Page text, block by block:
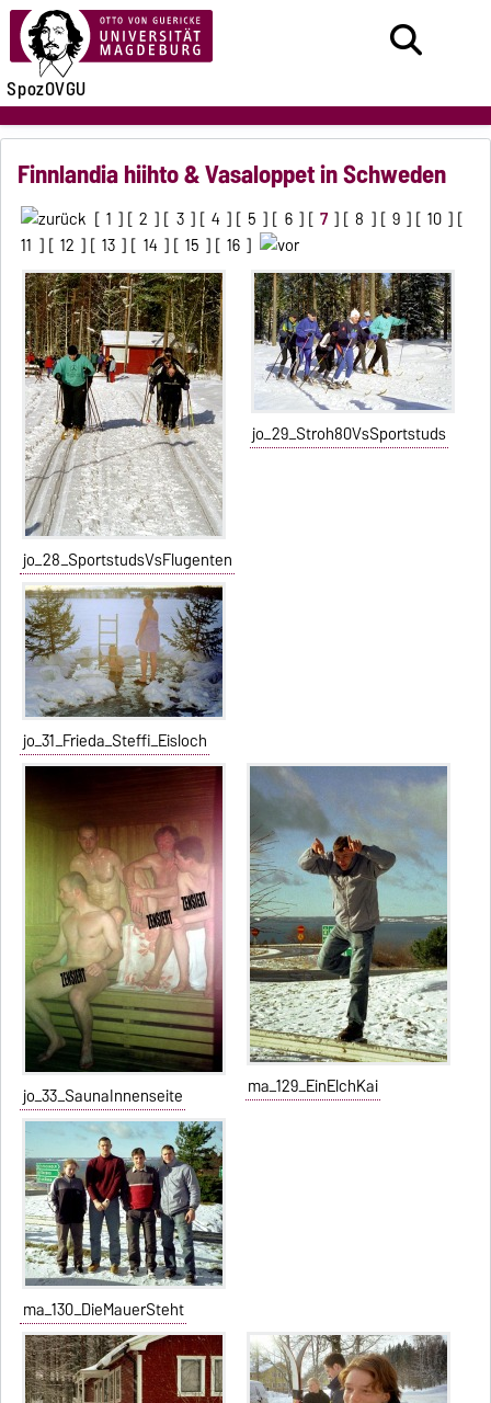
SpozOVGU
Finnlandia hiihto & Vasaloppet in Schweden
[ 1 ] [ 2 ] [ 3 ] [ 4 ] [ 5 ] [ 6 ] [ 7 ] [ 8 ] [ 9 ] [ 10 ] [
11 ] [ 12 ] [ 13 ] [ 14 ] [ 15 ] [ 16 ]
jo_28_SportstudsVsFlugenten
jo_29_Stroh80VsSportstuds
jo_31_Frieda_Steffi_Eisloch
jo_33_SaunaInnenseite ma_129_EinElchKai
ma_130_DieMauerSteht